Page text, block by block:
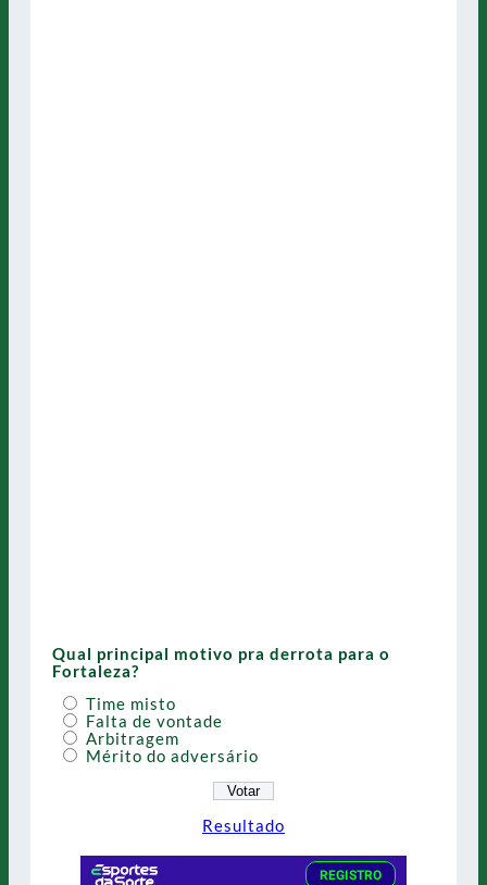
Qual principal motivo pra derrota para o
Fortaleza?
Time misto
Falta de vontade
Arbitragem
Mérito do adversário
Resultado